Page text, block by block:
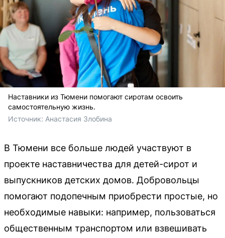
Наставники из Тюмени помогают сиротам освоить
самостоятельную жизнь.
Источник: Анастасия Злобина
В Тюмени все больше людей участвуют в
проекте наставничества для детей-сирот и
выпускников детских домов. Добровольцы
помогают подопечным приобрести простые, но
необходимые навыки: например, пользоваться
общественным транспортом или взвешивать